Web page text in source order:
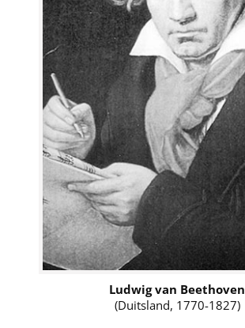
Ludwig van Beethoven
(Duitsland, 1770-1827)